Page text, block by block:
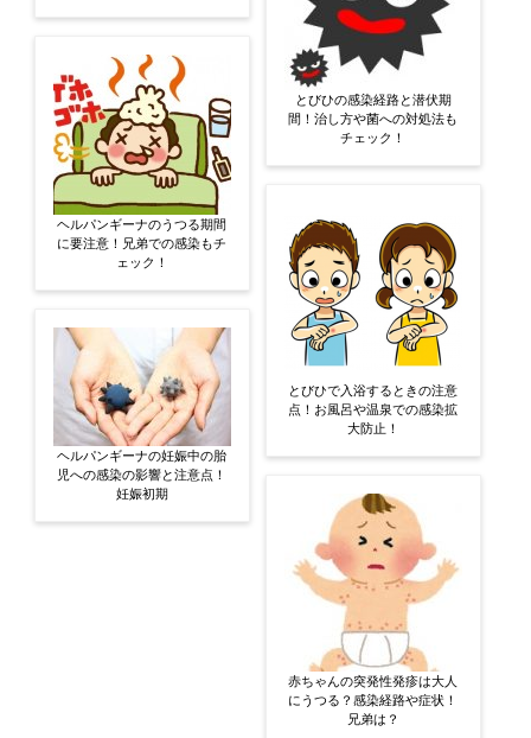
ヘルパンギーナのうつる期間
に要注意！兄弟での感染もチ
ェック！
ヘルパンギーナの妊娠中の胎
児への感染の影響と注意点！
妊娠初期
とびひの感染経路と潜伏期
間！治し方や菌への対処法も
チェック！
とびひで入浴するときの注意
点！お風呂や温泉での感染拡
大防止！
赤ちゃんの突発性発疹は大人
にうつる？感染経路や症状！
兄弟は？